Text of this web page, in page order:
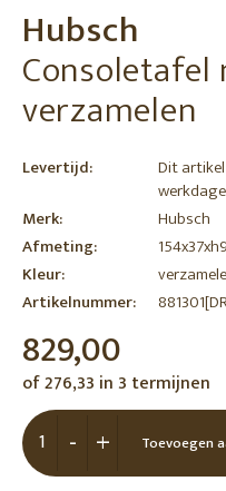
Hubsch
verzamelen
Levertijd:
Dit
Merk:
Hubsch
Afmeting:
Kleur:
Artikelnummer:
829,00
of 276,33 in 3 termijnen
+
- Toevoegen